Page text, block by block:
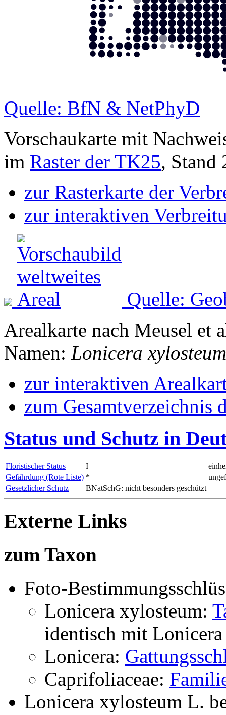
Quelle: BfN & NetPhyD
Vorschaukarte mit
im Raster der TK25, Stand
zur Rasterkarte der
zur interaktiven
Quelle:
Arealkarte nach Meusel et
Namen: Lonicera xylosteum
zur interaktiven
zum Gesamtverzeichnis
Status und Schutz in
Floristischer Status I
Gefährdung (Rote Liste) *
Gesetzlicher Schutz
BNatSchG: nicht besonders geschützt
Externe Links
zum Taxon
Foto-
Lonicera xylosteum:
identisch mit
Lonicera:
Caprifoliaceae:
Lonicera xylosteum L.